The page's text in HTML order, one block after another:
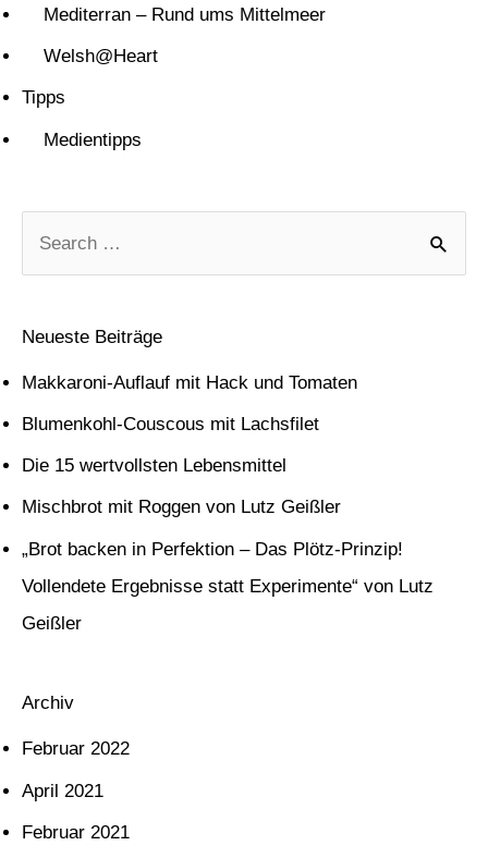
Mediterran – Rund ums Mittelmeer
Welsh@Heart
Tipps
Medientipps
n
n
a
c
h
:
Neueste Beiträge
Makkaroni-Auflauf mit Hack und Tomaten
Blumenkohl-Couscous mit Lachsfilet
Die 15 wertvollsten Lebensmittel
Mischbrot mit Roggen von Lutz Geißler
„Brot backen in Perfektion – Das Plötz-Prinzip!
Vollendete Ergebnisse statt Experimente“ von Lutz
Geißler
Archiv
Februar 2022
April 2021
Februar 2021